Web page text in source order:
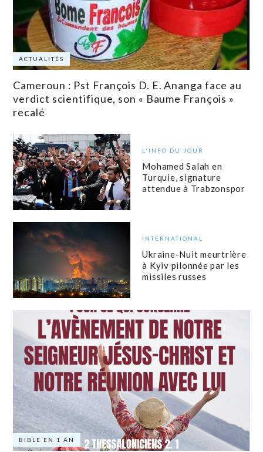
ACTUALITÉS
Cameroun : Pst François D. E. Ananga face au
verdict scientifique, son « Baume François »
recalé
L'INFO DU JOUR
Mohamed Salah en
Turquie, signature
attendue à Trabzonspor
INTERNATIONAL
Ukraine-Nuit meurtrière
à Kyiv pilonnée par les
missiles russes
BIBLE EN 1 AN